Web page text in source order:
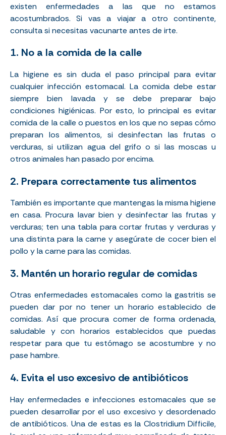
existen enfermedades a las que no estamos
acostumbrados. Si vas a viajar a otro continente,
consulta si necesitas vacunarte antes de irte.
1. No a la comida de la calle
La higiene es sin duda el paso principal para evitar
cualquier infección estomacal. La comida debe estar
siempre bien lavada y se debe preparar bajo
condiciones higiénicas. Por esto, lo principal es evitar
comida de la calle o puestos en los que no sepas cómo
preparan los alimentos, si desinfectan las frutas o
verduras, si utilizan agua del grifo o si las moscas u
otros animales han pasado por encima.
2. Prepara correctamente tus alimentos
También es importante que mantengas la misma higiene
en casa. Procura lavar bien y desinfectar las frutas y
verduras; ten una tabla para cortar frutas y verduras y
una distinta para la carne y asegúrate de cocer bien el
pollo y la carne para las comidas.
3. Mantén un horario regular de comidas
Otras enfermedades estomacales como la gastritis se
pueden dar por no tener un horario establecido de
comidas. Así que procura comer de forma ordenada,
saludable y con horarios establecidos que puedas
respetar para que tu estómago se acostumbre y no
pase hambre.
4. Evita el uso excesivo de antibióticos
Hay enfermedades e infecciones estomacales que se
pueden desarrollar por el uso excesivo y desordenado
de antibióticos. Una de estas es la Clostridium Difficile,